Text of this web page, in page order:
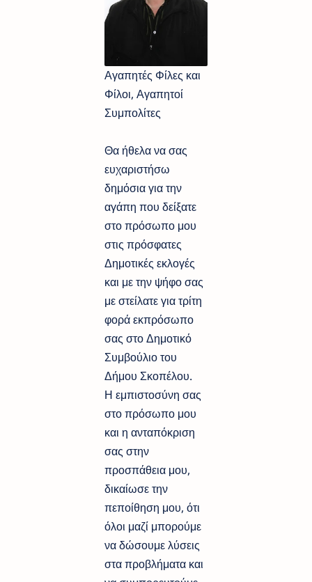
Αγαπητές Φίλες και
Φίλοι, Αγαπητοί
Συμπολίτες
Θα ήθελα να σας
ευχαριστήσω
δημόσια για την
αγάπη που δείξατε
στο πρόσωπο μου
στις πρόσφατες
Δημοτικές εκλογές
και με την ψήφο σας
με στείλατε για τρίτη
φορά εκπρόσωπο
σας στο Δημοτικό
Συμβούλιο του
Δήμου Σκοπέλου.
Η εμπιστοσύνη σας
στο πρόσωπο μου
και η ανταπόκριση
σας στην
προσπάθεια μου,
δικαίωσε την
πεποίθηση μου, ότι
όλοι μαζί μπορούμε
να δώσουμε λύσεις
στα προβλήματα και